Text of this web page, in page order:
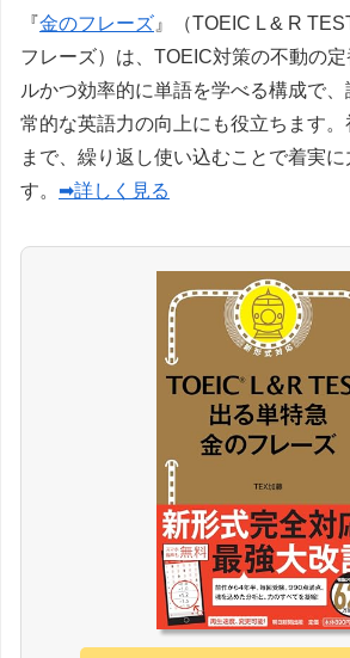
『金のフレーズ 』（TOEIC L & R
フレーズ）は、TOEIC対策の不動の
ルかつ効率的に単語を学べる構成で、
常的な英語力の向上にも役立ちます
まで、繰り返し使い込むことで着実
す。 ➡詳しく見る